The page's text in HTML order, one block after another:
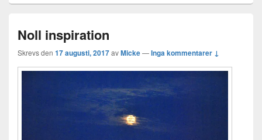
Noll inspiration
Skrevs den 17 augusti, 2017avMicke—Inga kommentarer ↓